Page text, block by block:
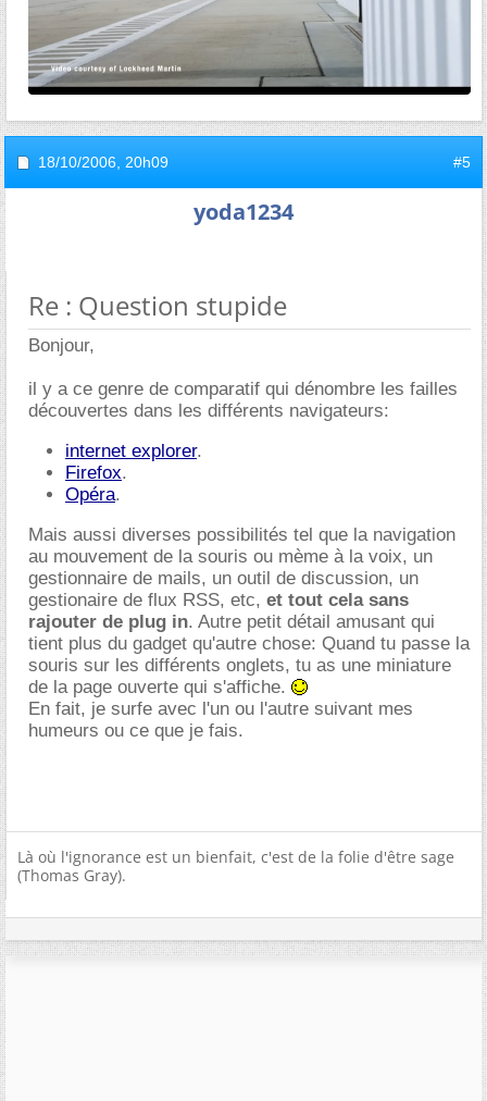
18/10/2006, 20h09 #5
yoda1234
Re : Question stupide
Bonjour,
il y a ce genre de comparatif qui dénombre les failles
découvertes dans les différents navigateurs:
internet explorer.
Firefox.
Opéra.
Mais aussi diverses possibilités tel que la navigation
au mouvement de la souris ou mème à la voix, un
gestionnaire de mails, un outil de discussion, un
gestionaire de flux RSS, etc, et tout cela sans
rajouter de plug in. Autre petit détail amusant qui
tient plus du gadget qu'autre chose: Quand tu passe la
souris sur les différents onglets, tu as une miniature
de la page ouverte qui s'affiche.
En fait, je surfe avec l'un ou l'autre suivant mes
humeurs ou ce que je fais.
Là où l'ignorance est un bienfait, c'est de la folie d'être sage
(Thomas Gray).